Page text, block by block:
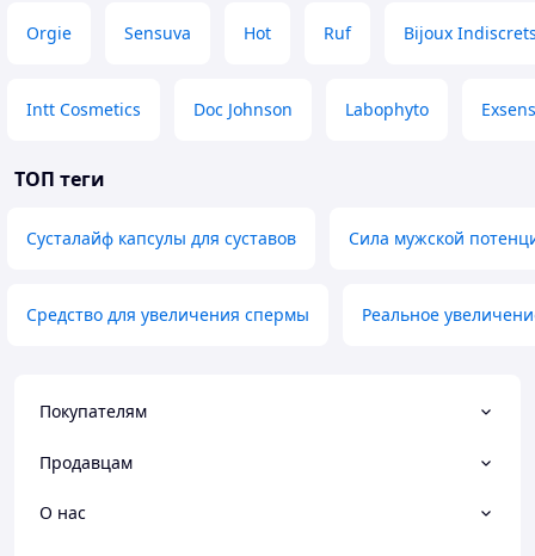
Orgie Sensuva Hot Ruf Bijoux
Intt Cosmetics Doc Johnson Labophyto Exsens
ТОП теги
Сусталайф капсулы для суставов Сила мужской
Средство для увеличения спермы Реальное
Покупателям
Продавцам
О нас